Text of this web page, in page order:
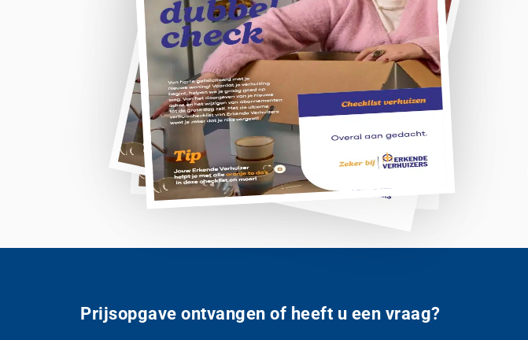
Prijsopgave ontvangen of heeft u een vraag?